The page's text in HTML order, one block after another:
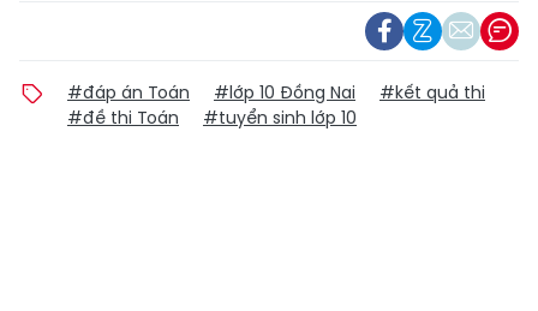
#đáp án Toán #lớp 10 Đồng Nai
#kết quả thi
#đề thi Toán
#tuyển sinh lớp 10